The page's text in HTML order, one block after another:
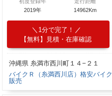
2019年
14962Km
1分で完了！
【無料】見積・在庫確認
沖縄県 糸満市西川町１４−２１
バイクＲ（糸満西川店）格安バイク
販売